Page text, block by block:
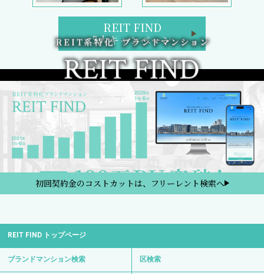
REIT FIND
5大キャンペーン
初回契約金のコストカットは、フリーレント検索へ
REIT FIND トップページ
ブランドマンション検索 区検索